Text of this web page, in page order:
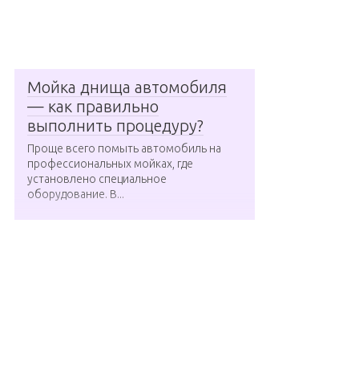
Мойка днища автомобиля
— как правильно
выполнить процедуру?
Проще всего помыть автомобиль на
профессиональных мойках, где
установлено специальное
оборудование. В...